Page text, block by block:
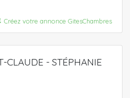
Créez votre annonce GitesChambres
CLAUDE - STÉPHANIE